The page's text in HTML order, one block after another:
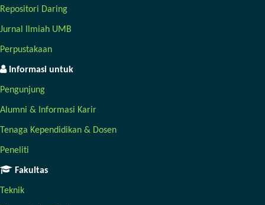
Repositori Daring
Jurnal Ilmiah UMB
Perpustakaan
Informasi untuk
Pengunjung
Alumni & Informasi Karir
Tenaga Kependidikan & Dosen
Peneliti
Fakultas
Teknik